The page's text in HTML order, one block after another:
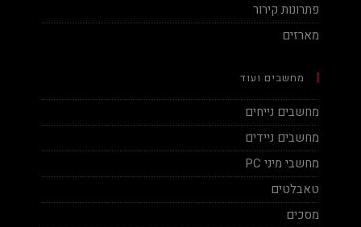
פתרונות קירור
מארזים
מחשבים ועוד
מחשבים נייחים
מחשבים ניידים
מחשבי מיני PC
טאבלטים
מסכים